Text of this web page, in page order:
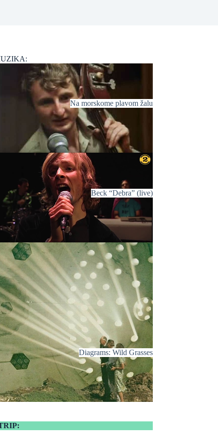
Na morskome plavom žalu
Beck “Debra” (live)
Diagrams: Wild Grasses